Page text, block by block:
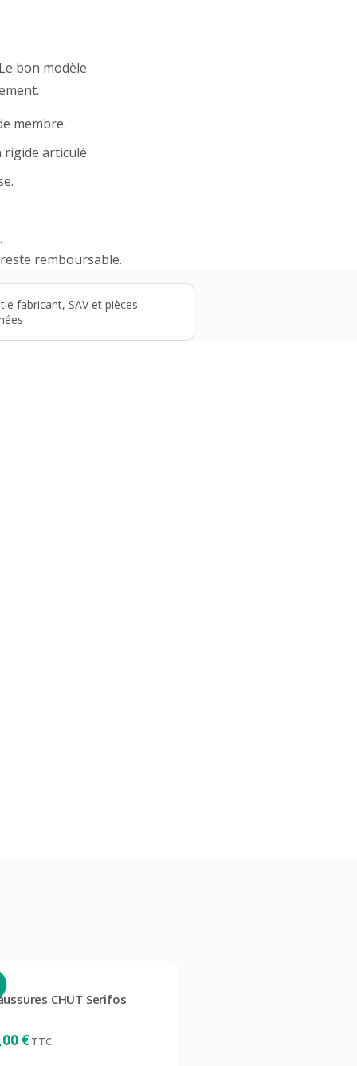
bon modèle
membre.
articulé.
remboursable.
fabricant, SAV et pièces
CHUT Serifos
€TTC